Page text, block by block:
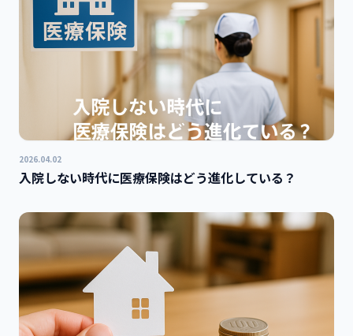
2026.04.02
入院しない時代に医療保険はどう進化している？